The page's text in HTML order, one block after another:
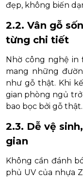
đẹp, không biến
2.2. Vân gỗ
từng chi tiết
Nhờ công nghệ in
mang những
như gỗ thật. Khi
gian phòng ngủ
bao bọc bởi gỗ thật.
2.3. Dễ vệ
gian
Không cần đánh
phủ UV của nhựa